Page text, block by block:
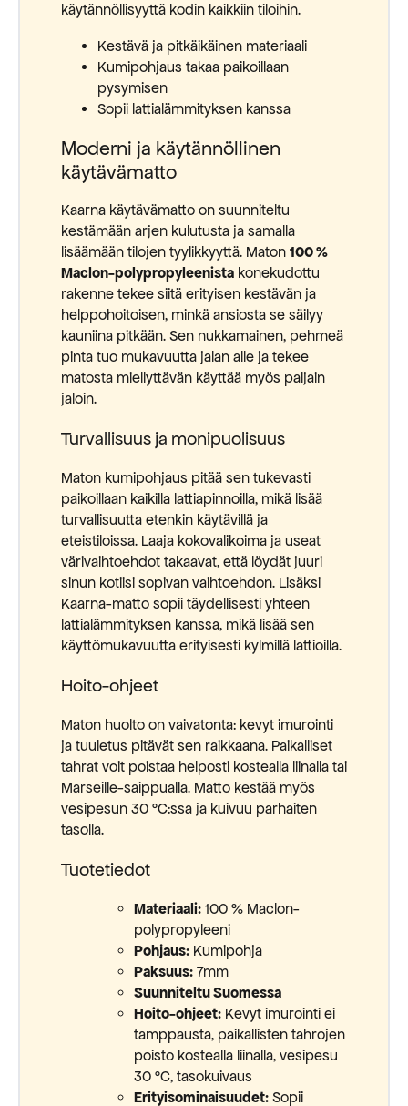
käytännöllisyyttä kodin kaikkiin tiloihin.
Kestävä ja pitkäikäinen materiaali
Kumipohjaus takaa paikoillaan
pysymisen
Sopii lattialämmityksen kanssa
Moderni ja käytännöllinen
käytävämatto
Kaarna käytävämatto on suunniteltu
kestämään arjen kulutusta ja samalla
lisäämään tilojen tyylikkyyttä. Maton 100 %
Maclon-polypropyleenista konekudottu
rakenne tekee siitä erityisen kestävän ja
helppohoitoisen, minkä ansiosta se säilyy
kauniina pitkään. Sen nukkamainen, pehmeä
pinta tuo mukavuutta jalan alle ja tekee
matosta miellyttävän käyttää myös paljain
jaloin.
Turvallisuus ja monipuolisuus
Maton kumipohjaus pitää sen tukevasti
paikoillaan kaikilla lattiapinnoilla, mikä lisää
turvallisuutta etenkin käytävillä ja
eteistiloissa. Laaja kokovalikoima ja useat
värivaihtoehdot takaavat, että löydät juuri
sinun kotiisi sopivan vaihtoehdon. Lisäksi
Kaarna-matto sopii täydellisesti yhteen
lattialämmityksen kanssa, mikä lisää sen
käyttömukavuutta erityisesti kylmillä lattioilla.
Hoito-ohjeet
Maton huolto on vaivatonta: kevyt imurointi
ja tuuletus pitävät sen raikkaana. Paikalliset
tahrat voit poistaa helposti kostealla liinalla tai
Marseille-saippualla. Matto kestää myös
vesipesun 30 °C:ssa ja kuivuu parhaiten
tasolla.
Tuotetiedot
Materiaali: 100 % Maclon-
polypropyleeni
Pohjaus: Kumipohja
Paksuus: 7mm
Suunniteltu Suomessa
Hoito-ohjeet: Kevyt imurointi ei
tamppausta, paikallisten tahrojen
poisto kostealla liinalla, vesipesu
30 °C, tasokuivaus
Erityisominaisuudet: Sopii